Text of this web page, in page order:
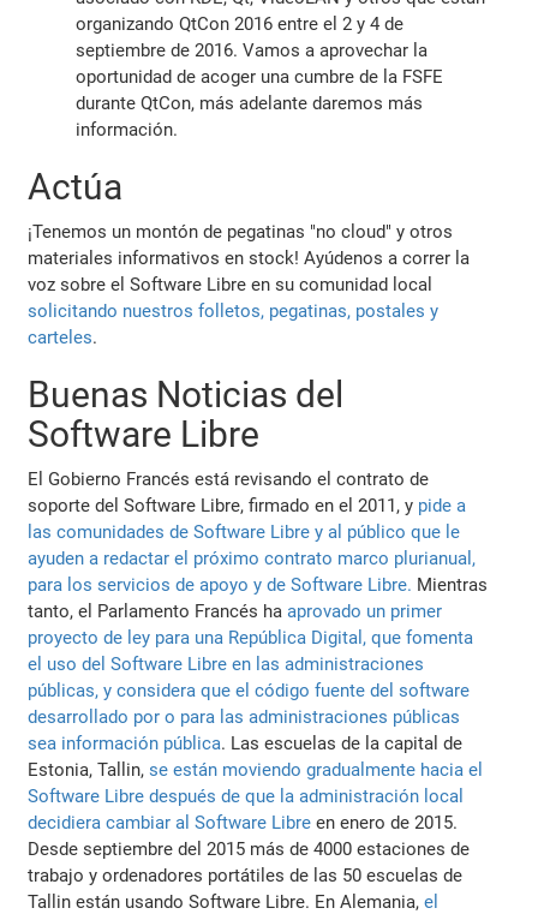
organizando QtCon 2016 entre el 2 y 4 de
septiembre de 2016. Vamos a aprovechar la
oportunidad de acoger una cumbre de la FSFE
durante QtCon, más adelante daremos más
información.
Actúa
¡Tenemos un montón de pegatinas "no cloud" y otros
materiales informativos en stock! Ayúdenos a correr la
voz sobre el Software Libre en su comunidad local
solicitando nuestros folletos, pegatinas, postales y
carteles.
Buenas Noticias del
Software Libre
El Gobierno Francés está revisando el contrato de
soporte del Software Libre, firmado en el 2011, y pide a
las comunidades de Software Libre y al público que le
ayuden a redactar el próximo contrato marco plurianual,
para los servicios de apoyo y de Software Libre. Mientras
tanto, el Parlamento Francés haaprovado un primer
proyecto de ley para una República Digital, que fomenta
el uso del Software Libre en las administraciones
públicas, y considera que el código fuente del software
desarrollado por o para las administraciones públicas
sea información pública. Las escuelas de la capital de
Estonia, Tallin,se están moviendo gradualmente hacia el
Software Libre después de que la administración local
decidiera cambiar al Software Libre en enero de 2015.
Desde septiembre del 2015 más de 4000 estaciones de
trabajo y ordenadores portátiles de las 50 escuelas de
Tallin están usando Software Libre. En Alemania,el